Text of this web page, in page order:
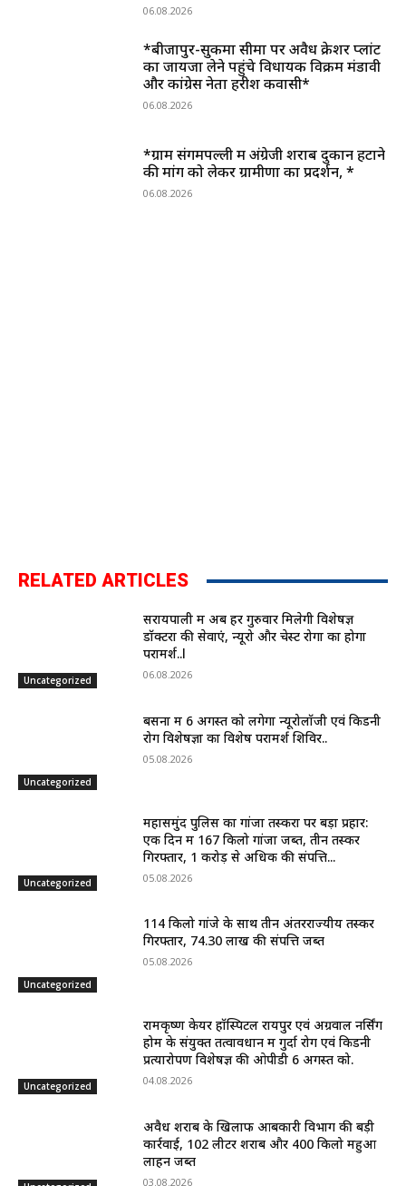
06.08.2026
*बीजापुर-सुकमा सीमा पर अवैध क्रेशर प्लांट
का जायजा लेने पहुंचे विधायक विक्रम मंडावी
और कांग्रेस नेता हरीश कवासी*
06.08.2026
*ग्राम संगमपल्ली में अंग्रेजी शराब दुकान हटाने
की मांग को लेकर ग्रामीणों का प्रदर्शन, *
06.08.2026
RELATED ARTICLES
Uncategorized
सरायपाली में अब हर गुरुवार मिलेगी विशेषज्ञ
डॉक्टरों की सेवाएं, न्यूरो और चेस्ट रोगों का होगा
परामर्श..l
06.08.2026
Uncategorized
बसना में 6 अगस्त को लगेगा न्यूरोलॉजी एवं किडनी
रोग विशेषज्ञों का विशेष परामर्श शिविर..
05.08.2026
Uncategorized
महासमुंद पुलिस का गांजा तस्करों पर बड़ा प्रहार:
एक दिन में 167 किलो गांजा जब्त, तीन तस्कर
गिरफ्तार, 1 करोड़ से अधिक की संपत्ति...
05.08.2026
Uncategorized
114 किलो गांजे के साथ तीन अंतरराज्यीय तस्कर
गिरफ्तार, 74.30 लाख की संपत्ति जब्त
05.08.2026
Uncategorized
रामकृष्ण केयर हॉस्पिटल रायपुर एवं अग्रवाल नर्सिंग
होम के संयुक्त तत्वावधान में गुर्दा रोग एवं किडनी
प्रत्यारोपण विशेषज्ञ की ओपीडी 6 अगस्त को.
04.08.2026
अवैध शराब के खिलाफ आबकारी विभाग की बड़ी
कार्रवाई, 102 लीटर शराब और 400 किलो महुआ
लाहन जब्त
03.08.2026